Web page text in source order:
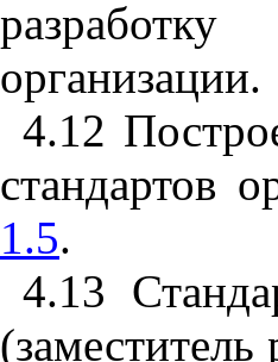
разработку
организации.
4.12
стандартов
1.5.
4.13
(заместитель